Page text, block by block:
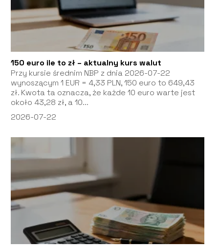
150 euro ile to zł – aktualny kurs walut
Przy kursie średnim NBP z dnia 2026-07-22
wynoszącym 1 EUR = 4,33 PLN, 150 euro to 649,43
zł. Kwota ta oznacza, że każde 10 euro warte jest
około 43,28 zł, a 10...
2026-07-22